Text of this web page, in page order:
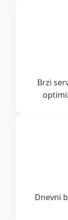
Brzi
Dnevni